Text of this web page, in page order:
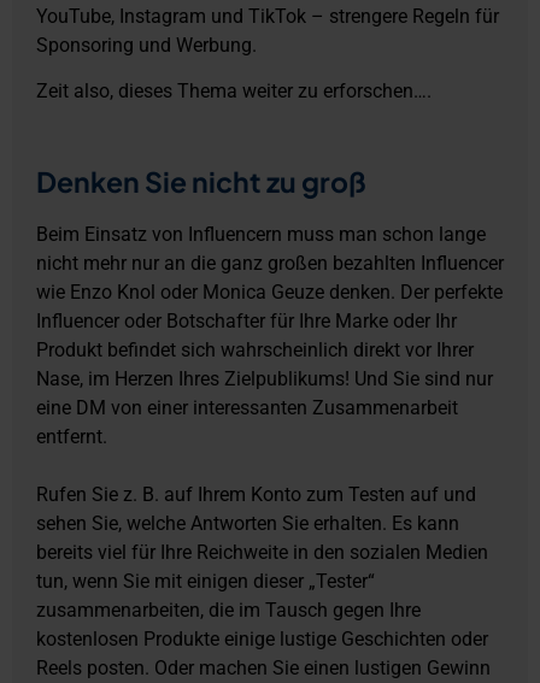
YouTube, Instagram und TikTok – strengere Regeln für
Sponsoring und Werbung.
Zeit also, dieses Thema weiter zu erforschen….
Denken Sie nicht zu groß
Beim Einsatz von Influencern muss man schon lange
nicht mehr nur an die ganz großen bezahlten Influencer
wie Enzo Knol oder Monica Geuze denken. Der perfekte
Influencer oder Botschafter für Ihre Marke oder Ihr
Produkt befindet sich wahrscheinlich direkt vor Ihrer
Nase, im Herzen Ihres Zielpublikums! Und Sie sind nur
eine DM von einer interessanten Zusammenarbeit
entfernt.
Rufen Sie z. B. auf Ihrem Konto zum Testen auf und
sehen Sie, welche Antworten Sie erhalten. Es kann
bereits viel für Ihre Reichweite in den sozialen Medien
tun, wenn Sie mit einigen dieser „Tester“
zusammenarbeiten, die im Tausch gegen Ihre
kostenlosen Produkte einige lustige Geschichten oder
Reels posten. Oder machen Sie einen lustigen Gewinn